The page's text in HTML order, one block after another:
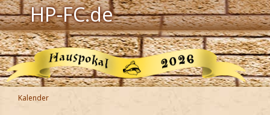
HP-FC.de
Navigation
Harry Potter
Der HP-FC
Kalender